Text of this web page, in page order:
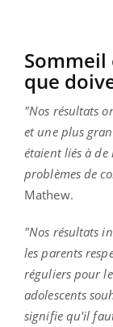
Sommeil
que
"Nos résultats
et une plus
étaient liés à de
problèmes de
Mathew.
"Nos résultats
les parents
réguliers pour
adolescents
signifie qu'il